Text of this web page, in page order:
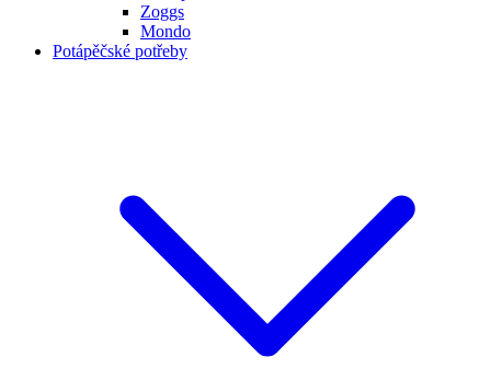
Zoggs
Mondo
Potápěčské potřeby